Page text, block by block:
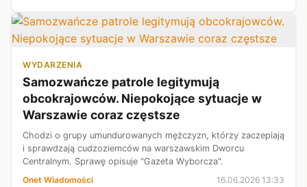
WYDARZENIA
Samozwańcze patrole legitymują
obcokrajowców. Niepokojące sytuacje w
Warszawie coraz częstsze
Chodzi o grupy umundurowanych mężczyzn, którzy zaczepiają
i sprawdzają cudzoziemców na warszawskim Dworcu
Centralnym. Sprawę opisuje "Gazeta Wyborcza".
Onet Wiadomości
16.06.2026 13:33